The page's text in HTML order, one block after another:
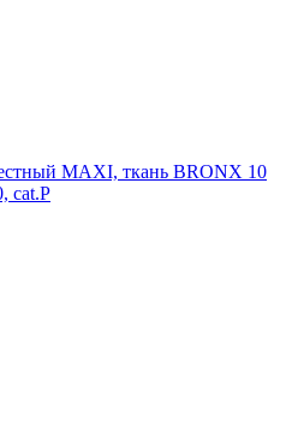
MAXI, ткань BRONX 10
cat.P